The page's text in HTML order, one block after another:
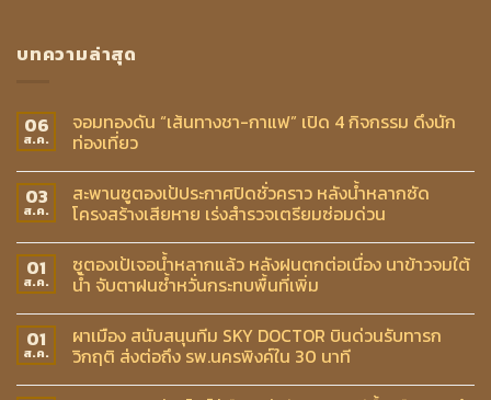
บทความล่าสุด
06
ส.ค.
จอมทองดัน “เส้นทางชา-กาแฟ” เปิด 4 กิจกรรม ดึงนัก
ท่องเที่ยว
03
ส.ค.
สะพานซูตองเป้ประกาศปิดชั่วคราว หลังน้ำหลากซัด
โครงสร้างเสียหาย เร่งสำรวจเตรียมซ่อมด่วน
01
ส.ค.
ซูตองเป้เจอน้ำหลากแล้ว หลังฝนตกต่อเนื่อง นาข้าวจมใต้
น้ำ จับตาฝนซ้ำหวั่นกระทบพื้นที่เพิ่ม
01
ส.ค.
ผาเมือง สนับสนุนทีม SKY DOCTOR บินด่วนรับทารก
วิกฤติ ส่งต่อถึง รพ.นครพิงค์ใน 30 นาที